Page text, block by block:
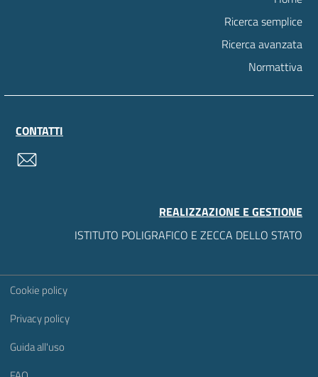
Ricerca semplice
Ricerca avanzata
Normattiva
CONTATTI
REALIZZAZIONE E GESTIONE
ISTITUTO POLIGRAFICO E ZECCA DELLO STATO
Sezione Link Utili
Cookie policy
Privacy policy
Guida all'uso